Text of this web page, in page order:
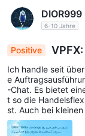
DIOR999
6-10 Jahre
Positive
bnis mit 1000-
m Support
Ich handle seit
e
-Chat. Es bietet
t so die
st. Auch bei
elen. Sehr zu
ndeln.